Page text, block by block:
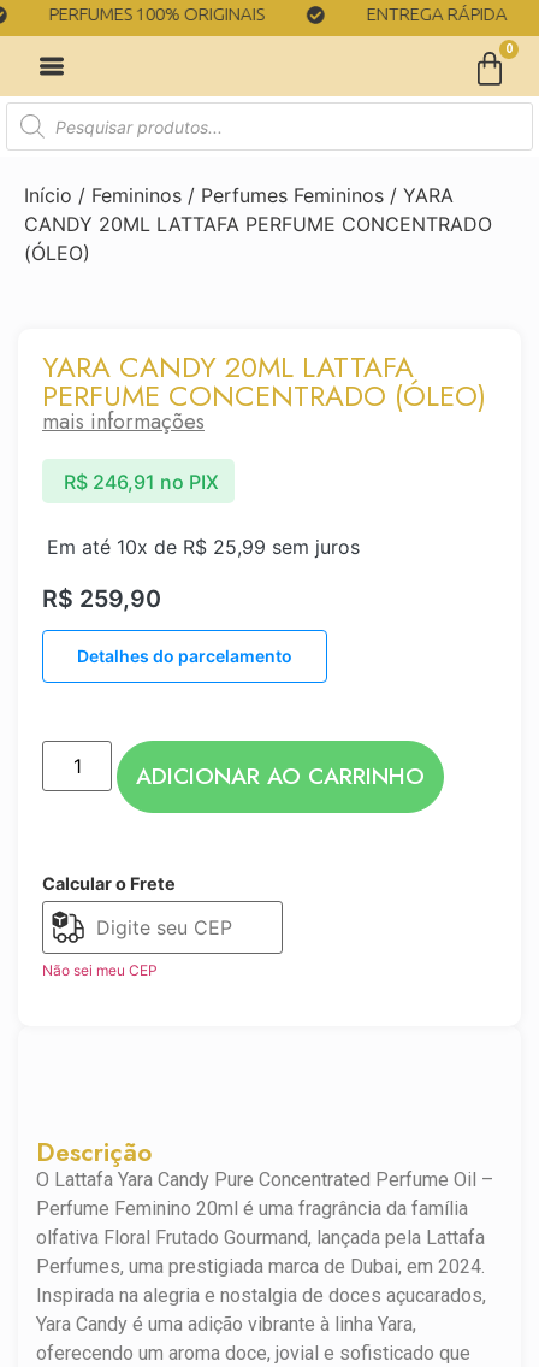
PERFUMES 100% ORIGINAIS ENTREGA RÁPIDA
0
Início / Femininos / Perfumes Femininos / YARA
CANDY 20ML LATTAFA PERFUME CONCENTRADO
(ÓLEO)
Descrição
O Lattafa Yara Candy Pure Concentrated Perfume Oil –
Perfume Feminino 20ml é uma fragrância da família
olfativa Floral Frutado Gourmand, lançada pela Lattafa
Perfumes, uma prestigiada marca de Dubai, em 2024.
Inspirada na alegria e nostalgia de doces açucarados,
Yara Candy é uma adição vibrante à linha Yara,
oferecendo um aroma doce, jovial e sofisticado que
YARA CANDY 20ML LATTAFA
PERFUME CONCENTRADO (ÓLEO)
mais informações
R$ 259,90
Em até 10x de R$ 25,99 sem juros
R$246,91 no PIX
Detalhes do parcelamento
ADICIONAR AO CARRINHO
Calcular o Frete
Não sei meu CEP